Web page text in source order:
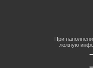
При
ложную